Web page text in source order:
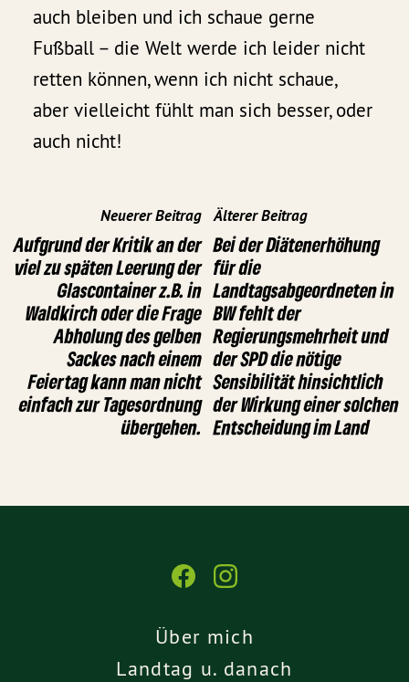
auch bleiben und ich schaue gerne
Fußball – die Welt werde ich leider nicht
retten können, wenn ich nicht schaue,
aber vielleicht fühlt man sich besser, oder
auch nicht!
Neuerer Beitrag
Aufgrund der Kritik an der
viel zu späten Leerung der
Glascontainer z.B. in
Waldkirch oder die Frage
Abholung des gelben
Sackes nach einem
Feiertag kann man nicht
einfach zur Tagesordnung
übergehen.
Älterer Beitrag
Bei der Diätenerhöhung
für die
Landtagsabgeordneten in
BW fehlt der
Regierungsmehrheit und
der SPD die nötige
Sensibilität hinsichtlich
der Wirkung einer solchen
Entscheidung im Land
Über mich
Landtag u. danach